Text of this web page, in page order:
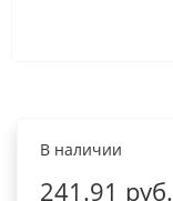
В наличии
241.91 руб.